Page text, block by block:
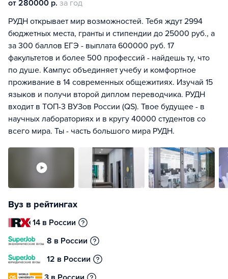
от 280000 р. за год
РУДН открывает мир возможностей. Тебя ждут 2994
бюджетных места, гранты и стипендии до 25000 руб., а
за 300 баллов ЕГЭ - выплата 600000 руб. 17
факультетов и более 500 профессий - найдешь ту, что
по душе. Кампус объединяет учебу и комфортное
проживание в 14 современных общежитиях. Изучай 15
языков и получи второй диплом переводчика. РУДН
входит в ТОП-3 ВУЗов России (QS). Твое будущее - в
научных лабораториях и в кругу 40000 студентов со
всего мира. Ты - часть большого мира РУДН.
Вуз в рейтингах
14 в России
8 в России
12 в России